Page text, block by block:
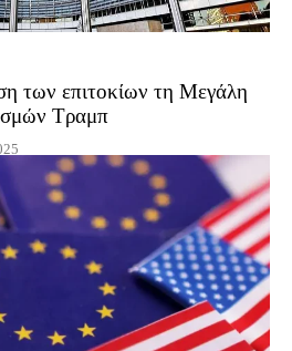
των επιτοκίων τη Μεγάλη
Τραμπ